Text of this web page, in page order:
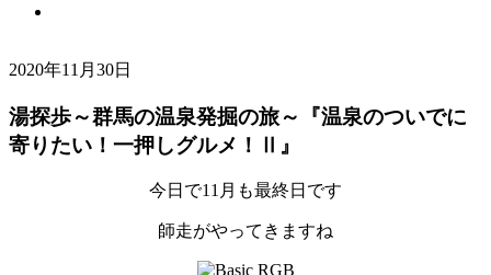
2020年11月30日
湯探歩～群馬の温泉発掘の旅～『温泉のついでに
寄りたい！一押しグルメ！Ⅱ』
今日で11月も最終日です
師走がやってきますね